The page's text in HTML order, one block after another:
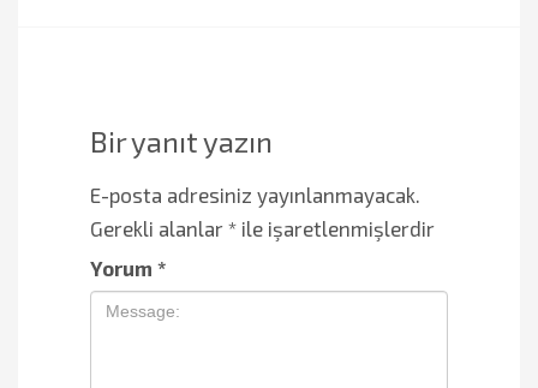
Bir yanıt yazın
E-posta adresiniz yayınlanmayacak.
Gerekli alanlar * ile işaretlenmişlerdir
Yorum *